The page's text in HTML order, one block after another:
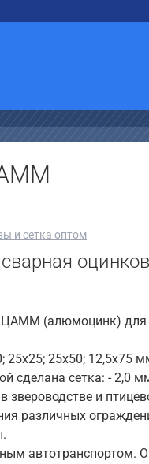
и сетка оптом
сварная
ЦАММ (алюмоцинк) для
25х25; 25х50; 12,5х75
сделана сетка: - 2,0
звероводстве и
различных
автотранспортом.